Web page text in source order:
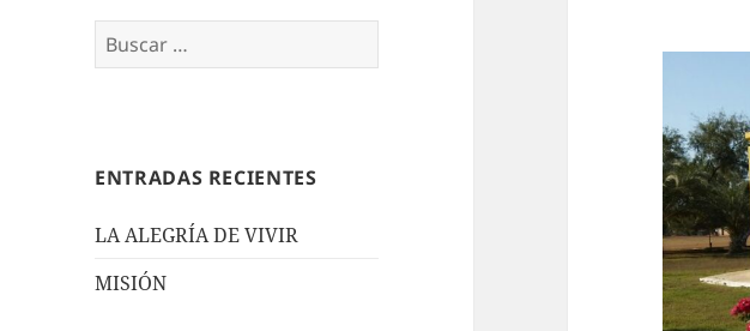
Buscar:
ENTRADAS RECIENTES
LA ALEGRÍA DE VIVIR
MISIÓN